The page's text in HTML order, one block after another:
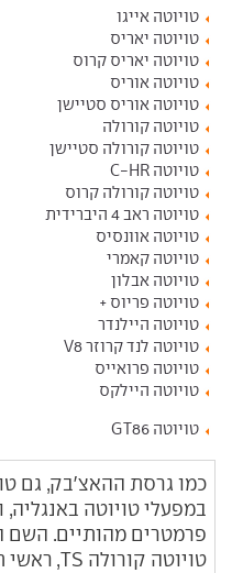
טויוטה אייגו
טויוטה יאריס
טויוטה יאריס קרוס
טויוטה אוריס
טויוטה אוריס סטיישן
טויוטה קורולה
טויוטה קורולה סטיישן
טויוטה C-HR
טויוטה קורולה קרוס
טויוטה ראב 4 היברידית
טויוטה אוונסיס
טויוטה קאמרי
טויוטה אבלון
טויוטה פריוס +
טויוטה היילנדר
טויוטה לנד קרוזר V8
טויוטה פרואייס
טויוטה היילקס
טויוטה GT86
כמו גרסת ההאצ'בק, גם
במפעלי טויוטה
פרמטרים מהותיים. השם
טויוטה קורולה TS, ראשי תיבות של "טורינג ספורט".